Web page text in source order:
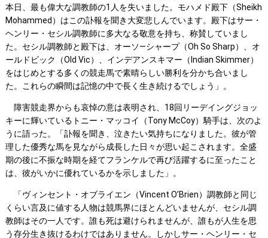
本日、最も偉大な調教師の1人を失いました。モハメド殿下（Sheikh
Mohammed）はこの訃報を聞き大変悲しんでいます。殿下はサー・
ヘンリー・セシル調教師に多大なる敬意を持ち、称賛していまし
た。セシル調教師と殿下は、オーソ―シャープ（Oh So Sharp）、オ
ールドビック（Old Vic）、インデアンスキマー（Indian Skimmer）
をはじめとする多くの競走馬で素晴らしい勝利を分かち合いまし
た。これらの瞬間は記憶の中で長く生き続けるでしょう」。
障害競走界からも哀悼の意は表明され、18回リーデイングジョッ
キーに輝いているトニー・マッコイ（Tony McCoy）騎手は、次のよ
うに語った。「訃報を聞き、泣きたい気持ちになりました。彼が管
理した優秀な馬を見ながら成長した日々が思い起こされます。全盛
期の後に不振な時期を経てフランケルで再び活躍するに至ったこと
は、彼がいかに優れているかを示しました」。
「ヴィンセント・オブライエン（Vincent O’Brien）調教師と同じ
くらい言及に値する人物は競馬界にほとんどいませんが、セシル調
教師はその一人です。誰も死は避けられませんが、誰もが人生を思
う存分生き抜けるわけではありません。しかしサー・ヘンリー・セ